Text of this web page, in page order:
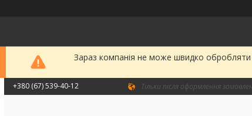
Зараз компанія не може швидко обробляти
+380 (67) 539-40-12 Тільки після оформлення